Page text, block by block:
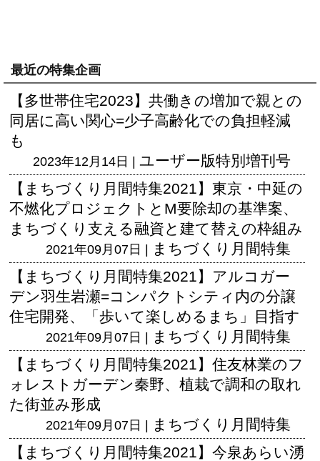
最近の特集企画
【多世帯住宅2023】共働きの増加で親との
同居に高い関心=少子高齢化での負担軽減
も
2023年12月14日 | ユーザー版特別増刊号
【まちづくり月間特集2021】東京・中延の
不燃化プロジェクトとM要除却の基準案、
まちづくり支える融資と建て替えの枠組み
2021年09月07日 | まちづくり月間特集
【まちづくり月間特集2021】アルコガー
デン羽生岩瀬=コンパクトシティ内の分譲
住宅開発、「歩いて楽しめるまち」目指す
2021年09月07日 | まちづくり月間特集
【まちづくり月間特集2021】住友林業のフ
ォレストガーデン秦野、植栽で調和の取れ
た街並み形成
2021年09月07日 | まちづくり月間特集
【まちづくり月間特集2021】今泉あらい湧